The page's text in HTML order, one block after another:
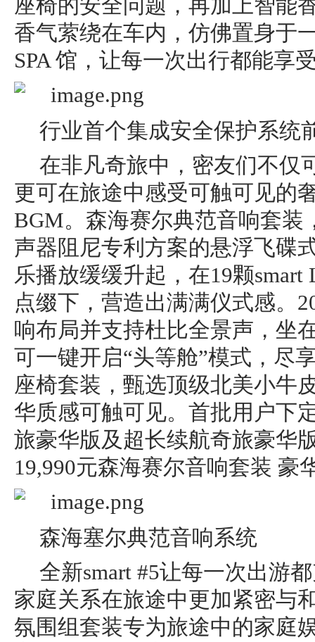
座椅的安全问题，再加上智能
⾹气萦绕在⻋内，仿佛置⾝于
SPA 馆，让每一次出行都能享
行业首个集成安全保护系统
在非凡奇旅中，密友们不仅
更可在旅途中感受可触可见的
BGM。森海赛尔典范音响套装
声器阻尼专利方案的悬浮飞碟
乐播放缓缓升起，在19颗
点缀下，营造出满满仪式感。
响布局并支持杜比全景声，坐
可一键开启“头等舱”模式，尽
座椅套装，甄选顶级北美小牛
华质感可触可见。首批用户下
旅豪华版及超长续航奇旅豪华
19,990元森海赛尔音响套装 豪
森海塞尔典范音响系统
全新smart #5让每一次出游
家庭关系在旅途中更加紧密与
氛围组套装专为旅途中的家庭